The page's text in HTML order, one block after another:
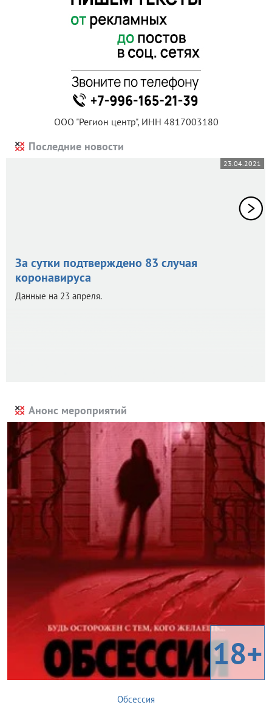
ООО "Регион центр", ИНН 4817003180
Последние новости
23.04.2021
За сутки подтверждено 83 случая
коронавируса
Данные на 23 апреля.
Анонс мероприятий
18+
Обсессия